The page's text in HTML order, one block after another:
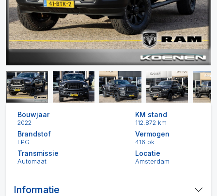
Bouwjaar
2022
KM stand
112.872 km
Brandstof
LPG
Vermogen
416 pk
Transmissie
Automaat
Locatie
Amsterdam
Informatie